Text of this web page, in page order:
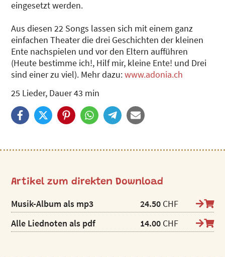
eingesetzt werden.
Aus diesen 22 Songs lassen sich mit einem ganz
einfachen Theater die drei Geschichten der kleinen
Ente nachspielen und vor den Eltern aufführen
(Heute bestimme ich!, Hilf mir, kleine Ente! und Drei
sind einer zu viel). Mehr dazu:www.adonia.ch
25 Lieder, Dauer 43 min
Artikel zum direkten Download
Musik-Album als mp3 24.50 CHF
Alle Liednoten als pdf
14.00 CHF